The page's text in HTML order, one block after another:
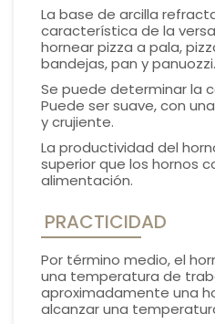
La base de arcilla
característica de la
hornear pizza a pala,
bandejas, pan y panuozzi.
Se puede determinar la
Puede ser suave, con
y crujiente.
La productividad del
superior que los hornos
alimentación.
PRACTICIDAD
Por término medio, el
una temperatura de
aproximadamente una
alcanzar una